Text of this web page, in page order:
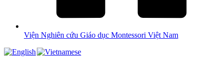
Viện Nghiên cứu Giáo dục Montessori Việt Nam